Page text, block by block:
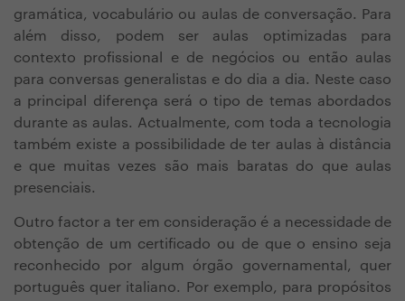
gramática, vocabulário ou aulas de conversação. Para
além disso, podem ser aulas optimizadas para
contexto profissional e de negócios ou então aulas
para conversas generalistas e do dia a dia. Neste caso
a principal diferença será o tipo de temas abordados
durante as aulas. Actualmente, com toda a tecnologia
também existe a possibilidade de ter aulas à distância
e que muitas vezes são mais baratas do que aulas
presenciais.
Outro factor a ter em consideração é a necessidade de
obtenção de um certificado ou de que o ensino seja
reconhecido por algum órgão governamental, quer
português quer italiano. Por exemplo, para propósitos